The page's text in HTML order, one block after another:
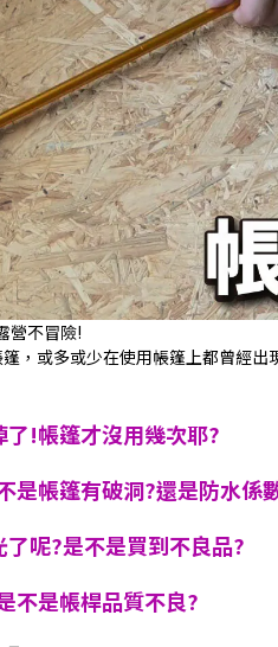
營不冒險!
，或多或少在使用帳篷上都曾經
!帳篷才沒用幾次耶?
是帳篷有破洞?還是防水係
呢?是不是買到不良品?
不是帳桿品質不良?